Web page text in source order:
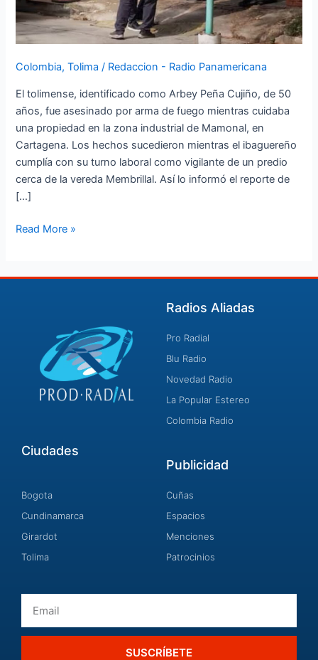
Colombia,Tolima / Redaccion - Radio Panamericana
El tolimense, identificado como Arbey Peña Cujiño, de 50
años, fue asesinado por arma de fuego mientras cuidaba
una propiedad en la zona industrial de Mamonal, en
Cartagena. Los hechos sucedieron mientras el ibaguereño
cumplía con su turno laboral como vigilante de un predio
cerca de la vereda Membrillal. Así lo informó el reporte de
[…]
Read More »
Radios Aliadas
Pro Radial
Blu Radio
Novedad Radio
La Popular Estereo
Colombia Radio
Ciudades
Bogota
Cundinamarca
Girardot
Tolima
Publicidad
Cuñas
Espacios
Menciones
Patrocinios
SUSCRÍBETE